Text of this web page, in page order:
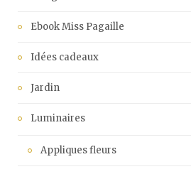
Ebook Miss Pagaille
Idées cadeaux
Jardin
Luminaires
Appliques fleurs